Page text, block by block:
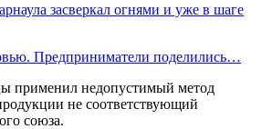
засверкал огнями и уже в шаге
Предприниматели поделились…
применил недопустимый метод
не соответствующий
союза.